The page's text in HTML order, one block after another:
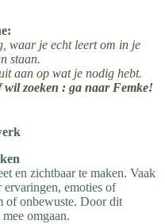
waar je echt leert om in je
staan.
aan op wat je nodig hebt.
wil zoeken : ga naar Femke!
en zichtbaar te maken. Vaak
emoties of
of onbewuste. Door dit
omgaan.